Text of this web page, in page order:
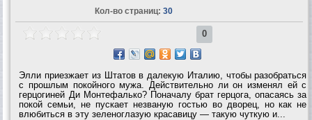
Кол-во страниц: 30
0
Элли приезжает из Штатов в далекую Италию, чтобы разобраться
с прошлым покойного мужа. Действительно ли он изменял ей с
герцогиней Ди Монтефалько? Поначалу брат герцога, опасаясь за
покой семьи, не пускает незваную гостью во дворец, но как не
влюбиться в эту зеленоглазую красавицу — такую чуткую и...